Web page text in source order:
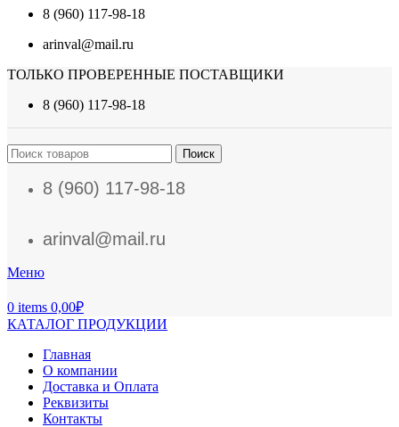
8 (960) 117-98-18
arinval@mail.ru
ТОЛЬКО ПРОВЕРЕННЫЕ ПОСТАВЩИКИ
8 (960) 117-98-18
Поиск
8 (960) 117-98-18
arinval@mail.ru
Меню
0 items 0,00₽
КАТАЛОГ ПРОДУКЦИИ
Главная
О компании
Доставка и Оплата
Реквизиты
Контакты